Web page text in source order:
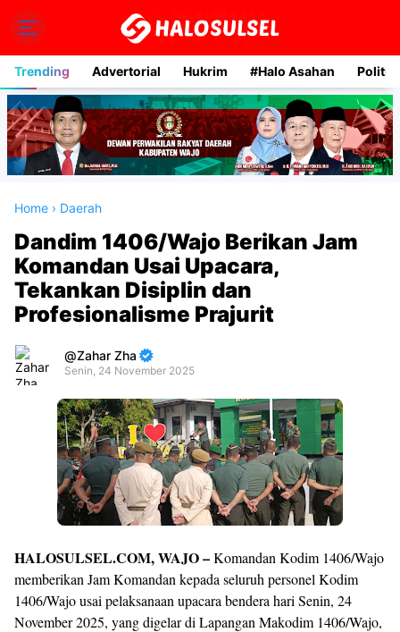
Trending Advertorial Hukrim #Halo Asahan Politik
Home › Daerah
Dandim 1406/Wajo Berikan Jam
Komandan Usai Upacara,
Tekankan Disiplin dan
Profesionalisme Prajurit
Zahar Zha
Senin, 24 November 2025
Premium
Raushan
Design
Templates
HALOSULSEL.COM, WAJO –Komandan Kodim 1406/Wajo
memberikan Jam Komandan kepada seluruh personel Kodim
1406/Wajo usai pelaksanaan upacara bendera hari Senin, 24
November 2025, yang digelar di Lapangan Makodim 1406/Wajo,